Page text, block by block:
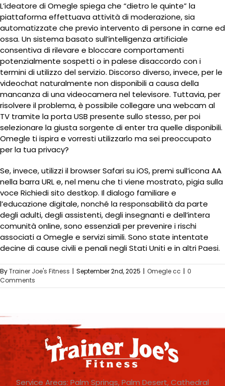
L’ideatore di Omegle spiega che “dietro le quinte” la
piattaforma effettuava attività di moderazione, sia
automatizzate che previo intervento di persone in carne ed
ossa. Un sistema basato sull’intelligenza artificiale
consentiva di rilevare e bloccare comportamenti
potenzialmente sospetti o in palese disaccordo con i
termini di utilizzo del servizio. Discorso diverso, invece, per le
videochat naturalmente non disponibili a causa della
mancanza di una videocamera nel televisore. Tuttavia, per
risolvere il problema, è possibile collegare una webcam al
TV tramite la porta USB presente sullo stesso, per poi
selezionare la giusta sorgente di enter tra quelle disponibili.
Omegle ti ispira e vorresti utilizzarlo ma sei preoccupato
per la tua privacy?
Se, invece, utilizzi il browser Safari su iOS, premi sull’icona AA
nella barra URL e, nel menu che ti viene mostrato, pigia sulla
voce Richiedi sito destkop. Il dialogo familiare e
l’educazione digitale, nonché la responsabilità da parte
degli adulti, degli assistenti, degli insegnanti e dell’intera
comunità online, sono essenziali per prevenire i rischi
associati a Omegle e servizi simili. Sono state intentate
decine di cause civili e penali negli Stati Uniti e in altri Paesi.
ByTrainer Joe's Fitness | September 2nd, 2025 | Omegle cc | 0
Comments
Service Areas: Palm Springs, Palm Desert, Cathedral